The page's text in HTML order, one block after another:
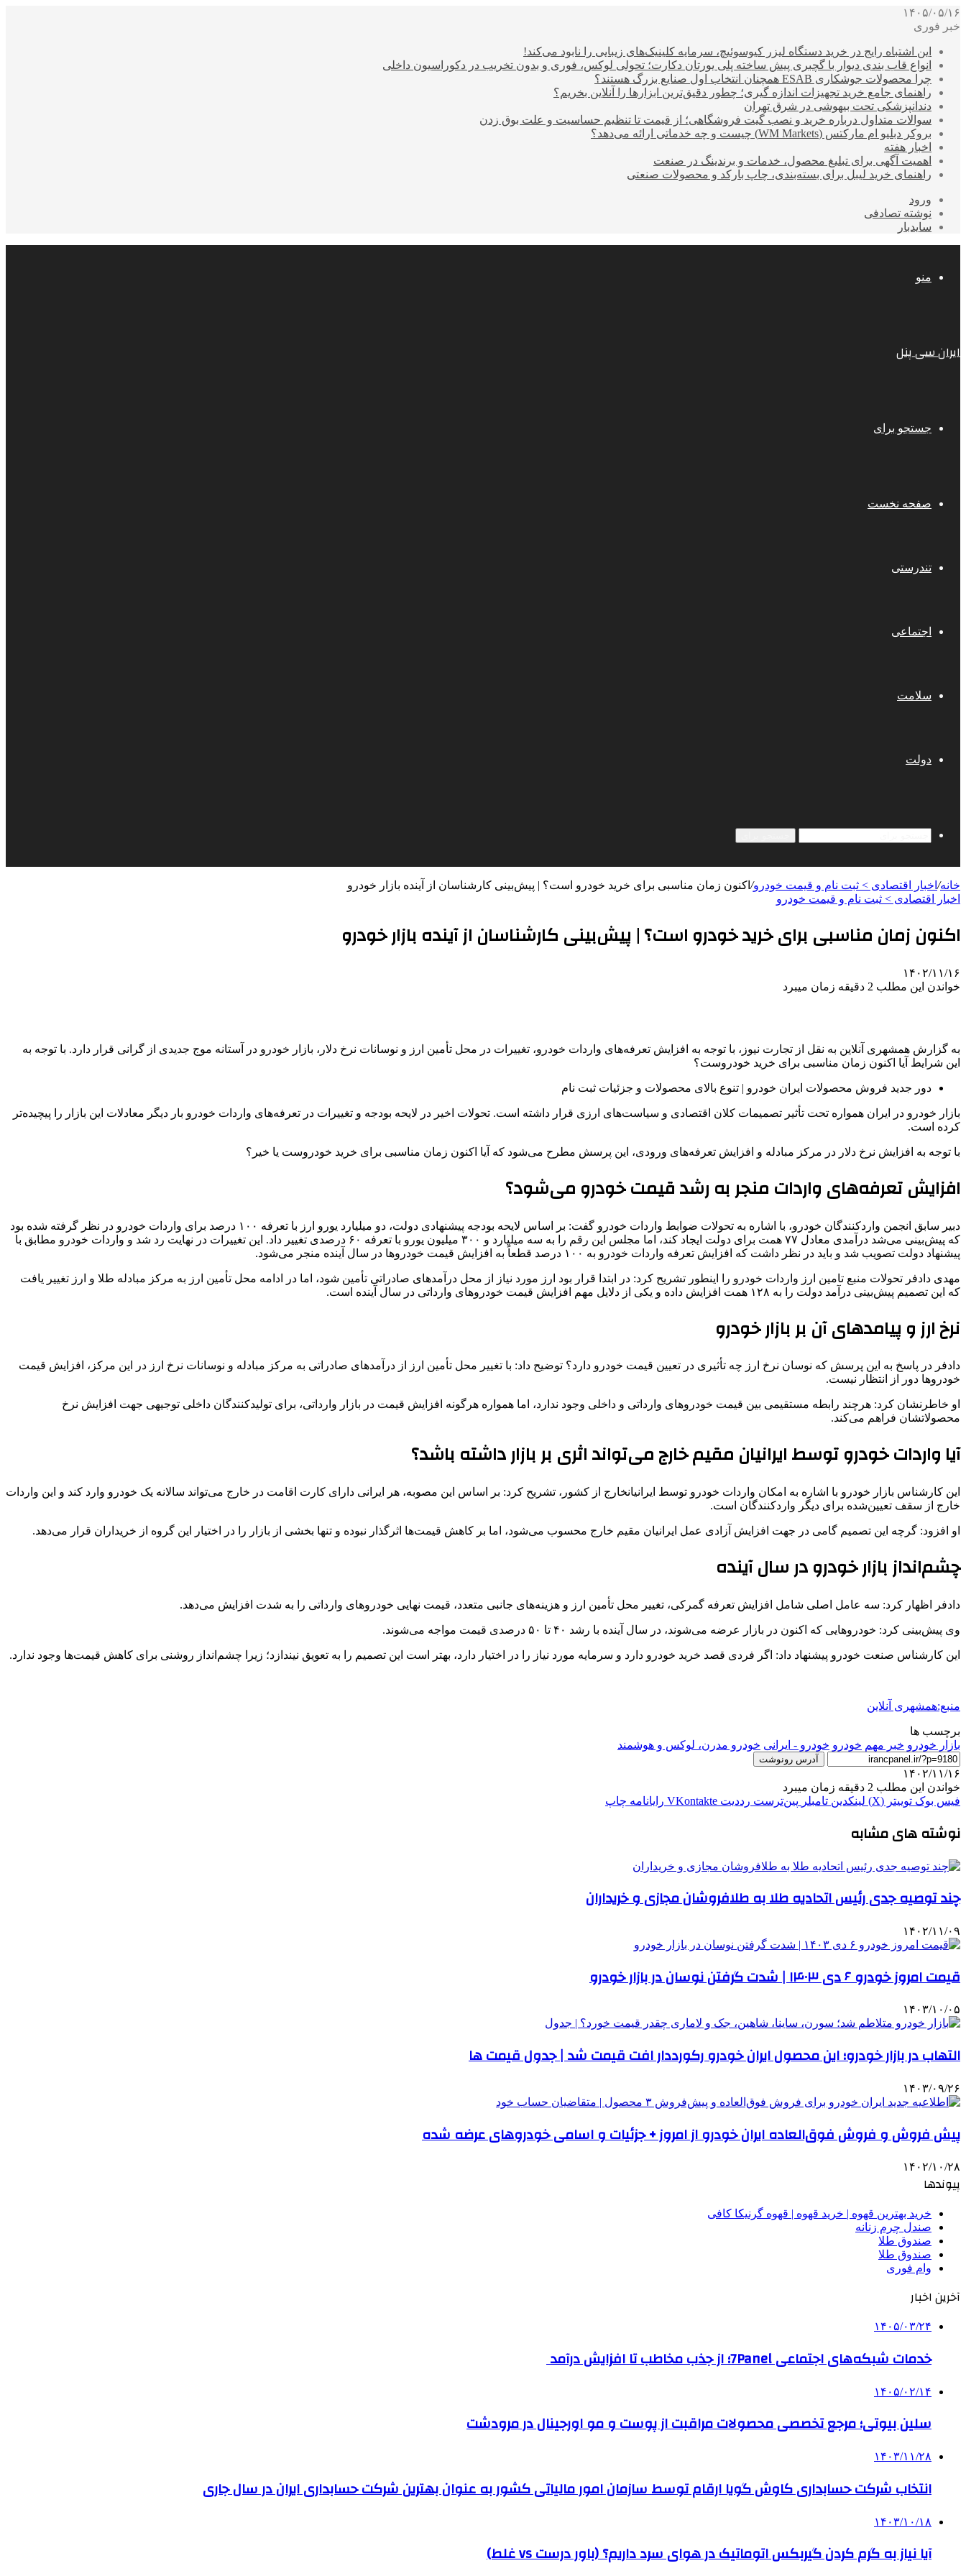
۱۴۰۵/۰۵/۱۶
خبر فوری
این اشتباه رایج در خرید دستگاه لیزر کیوسوئیچ، سرمایه کلینیک‌های زیبایی را نابود می‌کند!
انواع قاب بندی دیوار با گچبری پیش ساخته پلی یورتان دکارت؛ تحولی لوکس، فوری و بدون تخریب در دکوراسیون داخلی
چرا محصولات جوشکاری ESAB همچنان انتخاب اول صنایع بزرگ هستند؟
راهنمای جامع خرید تجهیزات اندازه گیری؛ چطور دقیق‌ترین ابزارها را آنلاین بخریم؟
دندانپزشکی تحت بیهوشی در شرق تهران
سوالات متداول درباره خرید و نصب گیت فروشگاهی؛ از قیمت تا تنظیم حساسیت و علت بوق زدن
بروکر دبلیو ام مارکتس (WM Markets) چیست و چه خدماتی ارائه می‌دهد؟
اخبار هفته
اهمیت آگهی برای تبلیغ محصول، خدمات و برندینگ در صنعت
راهنمای خرید لیبل برای بسته‌بندی، چاپ بارکد و محصولات صنعتی
ورود
نوشته تصادفی
سایدبار
منو
ایران سی پنل
جستجو برای
صفحه نخست
تندرستی
اجتماعی
سلامت
دولت
خانه/ اخبار اقتصادی > ثبت نام و قیمت خودرو/ اکنون زمان مناسبی برای خرید خودرو است؟ | پیش‌بینی کارشناسان از آینده بازار خودرو
اخبار اقتصادی > ثبت نام و قیمت خودرو
اکنون زمان مناسبی برای خرید خودرو است؟ | پیش‌بینی کارشناسان از آینده بازار خودرو
۱۴۰۲/۱۱/۱۶
خواندن این مطلب 2 دقیقه زمان میبرد
به گزارش همشهری آنلاین به نقل از تجارت نیوز، با توجه به افزایش تعرفه‌های واردات خودرو، تغییرات در محل تأمین ارز و نوسانات نرخ دلار، بازار خودرو در آستانه موج جدیدی از گرانی قرار دارد. با توجه به
این شرایط آیا اکنون زمان مناسبی برای خرید خودروست؟
دور جدید فروش محصولات ایران خودرو | تنوع بالای محصولات و جزئیات ثبت نام
بازار خودرو در ایران همواره تحت تأثیر تصمیمات کلان اقتصادی و سیاست‌های ارزی قرار داشته است. تحولات اخیر در لایحه بودجه و تغییرات در تعرفه‌های واردات خودرو بار دیگر معادلات این بازار را پیچیده‌تر
کرده است.
با توجه به افزایش نرخ دلار در مرکز مبادله و افزایش تعرفه‌های ورودی، این پرسش مطرح می‌شود که آیا اکنون زمان مناسبی برای خرید خودروست یا خیر؟
افزایش تعرفه‌های واردات منجر به رشد قیمت خودرو می‌شود؟
دبیر سابق انجمن واردکنندگان خودرو، با اشاره به تحولات ضوابط واردات خودرو گفت: بر اساس لایحه بودجه پیشنهادی دولت، دو میلیارد یورو ارز با تعرفه ۱۰۰ درصد برای واردات خودرو در نظر گرفته شده بود
که پیش‌بینی می‌شد درآمدی معادل ۷۷ همت برای دولت ایجاد کند، اما مجلس این رقم را به سه میلیارد و ۳۰۰ میلیون یورو با تعرفه ۶۰ درصدی تغییر داد. این تغییرات در نهایت رد شد و واردات خودرو مطابق با
پیشنهاد دولت تصویب شد و باید در نظر داشت که افزایش تعرفه واردات خودرو به ۱۰۰ درصد قطعاً به افزایش قیمت خودروها در سال آینده منجر می‌شود.
مهدی دادفر تحولات منبع تامین ارز واردات خودرو را اینطور تشریح کرد: در ابتدا قرار بود ارز مورد نیاز از محل درآمدهای صادراتی تأمین شود، اما در ادامه محل تأمین ارز به مرکز مبادله طلا و ارز تغییر یافت
که این تصمیم پیش‌بینی درآمد دولت را به ۱۲۸ همت افزایش داده و یکی از دلایل مهم افزایش قیمت خودروهای وارداتی در سال آینده است.
نرخ ارز و پیامدهای آن بر بازار خودرو
دادفر در پاسخ به این پرسش که نوسان نرخ ارز چه تأثیری در تعیین قیمت خودرو دارد؟ توضیح داد: با تغییر محل تأمین ارز از درآمدهای صادراتی به مرکز مبادله و نوسانات نرخ ارز در این مرکز، افزایش قیمت
خودروها دور از انتظار نیست.
او خاطرنشان کرد: هرچند رابطه مستقیمی بین قیمت خودروهای وارداتی و داخلی وجود ندارد، اما همواره هرگونه افزایش قیمت در بازار وارداتی، برای تولیدکنندگان داخلی توجیهی جهت افزایش نرخ
محصولاتشان فراهم می‌کند.
آیا واردات خودرو توسط ایرانیان مقیم خارج می‌تواند اثری بر بازار داشته باشد؟
این کارشناس بازار خودرو با اشاره به امکان واردات خودرو توسط ایرانیانخارج از کشور، تشریح کرد: بر اساس این مصوبه، هر ایرانی دارای کارت اقامت در خارج می‌تواند سالانه یک خودرو وارد کند و این واردات
خارج از سقف تعیین‌شده برای دیگر واردکنندگان است.
او افزود: گرچه این تصمیم گامی در جهت افزایش آزادی عمل ایرانیان مقیم خارج محسوب می‌شود، اما بر کاهش قیمت‌ها اثرگذار نبوده و تنها بخشی از بازار را در اختیار این گروه از خریداران قرار می‌دهد.
چشم‌انداز بازار خودرو در سال آینده
دادفر اظهار کرد: سه عامل اصلی شامل افزایش تعرفه گمرکی، تغییر محل تأمین ارز و هزینه‌های جانبی متعدد، قیمت نهایی خودروهای وارداتی را به شدت افزایش می‌دهد.
وی پیش‌بینی کرد: خودروهایی که اکنون در بازار عرضه می‌شوند، در سال آینده با رشد ۴۰ تا ۵۰ درصدی قیمت مواجه می‌شوند.
این کارشناس صنعت خودرو پیشنهاد داد: اگر فردی قصد خرید خودرو دارد و سرمایه مورد نیاز را در اختیار دارد، بهتر است این تصمیم را به تعویق نیندازد؛ زیرا چشم‌انداز روشنی برای کاهش قیمت‌ها وجود ندارد.
منبع:همشهری آنلاین
برچسب ها
بازار خودرو خبر مهم خودرو خودرو - ایرانی خودرو مدرن، لوکس و هوشمند
آدرس رونوشت
۱۴۰۲/۱۱/۱۶
خواندن این مطلب 2 دقیقه زمان میبرد
فیس بوک توییتر (X) لینکدین ‫تامبلر ‫پین‌ترست ‫رددیت ‫VKontakte رایانامه چاپ
نوشته های مشابه
چند توصیه جدی رئیس اتحادیه طلا به طلافروشان مجازی و خریداران
۱۴۰۲/۱۱/۰۹
قیمت امروز خودرو ۶ دی ۱۴۰۳ | شدت گرفتن نوسان در بازار خودرو
۱۴۰۳/۱۰/۰۵
التهاب در بازار خودرو؛ این محصول ایران خودرو رکورددار افت قیمت شد | جدول قیمت ها
۱۴۰۳/۰۹/۲۶
پیش فروش و فروش فوق‌العاده ایران خودرو از امروز + جزئیات و اسامی خودروهای عرضه شده
۱۴۰۲/۱۰/۲۸
پیوندها
خرید بهترین قهوه | خرید قهوه | قهوه گرنیکا کافی
صندل چرم زنانه
صندوق طلا
صندوق طلا
وام فوری
آخرین اخبار
۱۴۰۵/۰۳/۲۴
خدمات شبکه‌های اجتماعی 7Panel؛ از جذب مخاطب تا افزایش درآمد
۱۴۰۵/۰۲/۱۴
سلین بیوتی؛ مرجع تخصصی محصولات مراقبت از پوست و مو اورجینال در مرودشت
۱۴۰۳/۱۱/۲۸
انتخاب شرکت حسابداری کاوش گویا ارقام توسط سازمان امور مالیاتی کشور به عنوان بهترین شرکت حسابداری ایران در سال جاری
۱۴۰۳/۱۰/۱۸
آیا نیاز به گرم کردن گیربکس اتوماتیک در هوای سرد داریم؟ (باور درست vs غلط)